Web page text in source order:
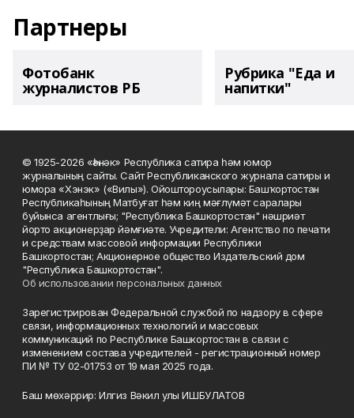
Партнеры
Фотобанк
журналистов РБ
Рубрика "Еда и
напитки"
© 1925-2026 «Һәнәк» Республика сатира һәм юмор
журналының сайты. Сайт Республиканского журнала сатиры и
юмора «Хэнэк» («Вилы»). Ойоштороусылары: Башҡортостан
Республикаһының Матбуғат һәм киң мәғлүмәт саралары
буйынса агентлығы; "Республика Башкортостан" нәшриәт
йорто акционерҙар йәмғиәте. Учредители: Агентство по печати
и средствам массовой информации Республики
Башкортостан; Акционерное общество Издательский дом
"Республика Башкортостан".
Об использовании персональных данных
Зарегистрирован Федеральной службой по надзору в сфере
связи, информационных технологий и массовых
коммуникаций по Республике Башкортостан в связи с
изменением состава учредителей - регистрационный номер
ПИ № ТУ 02-01753 от 19 мая 2025 года.
Баш мөхәррир: Илгиз Вәкил улы ИШБУЛАТОВ